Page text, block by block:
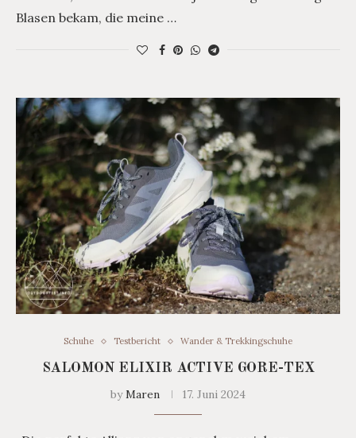
Blasen bekam, die meine …
Schuhe Testbericht Wander & Trekkingschuhe
SALOMON ELIXIR ACTIVE GORE-TEX
byMaren 17. Juni 2024